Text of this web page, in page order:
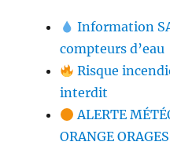
Information
compteurs d’eau
Risque
interdit
ALERTE
ORANGE ORAGES